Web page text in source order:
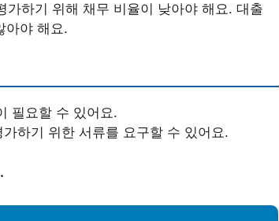
가하기 위해 채무 비율이 낮아야 해요. 대출
아야 해요.
필요할 수 있어요.
하기 위한 서류를 요구할 수 있어요.